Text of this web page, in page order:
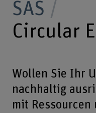
SAS
Circular
Wollen Sie Ihr
nachhaltig
mit Ressourcen